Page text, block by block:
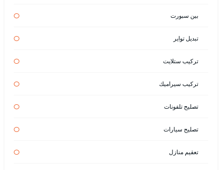
بين سبورت
تبديل تواير
تركيب ستلايت
تركيب سيراميك
تصليح تلفونات
تصليح سيارات
تعقيم منازل